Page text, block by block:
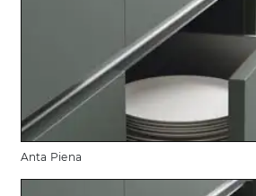
Anta Piena